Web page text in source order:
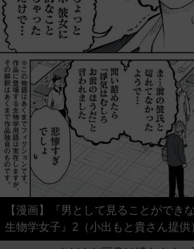
【漫画】『男として見ることができ
生物学女子』2（小出もと貴さん提供